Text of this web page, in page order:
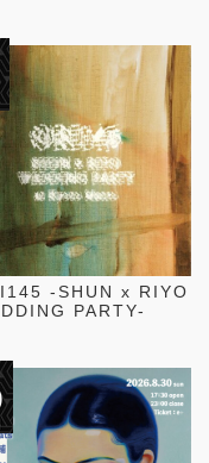
-SHUN x RIYO
PARTY-